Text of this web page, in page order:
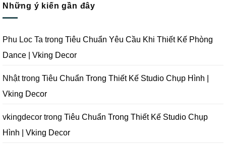
Tại
Đà
Decor
Trọn
Gói
Đà
Nẵng
Vking
Studio
Quay
Nẵng
|
Decor
luận
ở
Tránh
Khi
Kế
Chụp
Ảnh
Đà
Vking
Decor
Những ý kiến gần đây
Phu Loc Ta trong Tiêu Chuẩn Yêu Cầu Khi Thiết Kế Phòng
Dance | Vking Decor
Nhậttrong Tiêu Chuẩn Trong Thiết Kế Studio Chụp Hình |
Vking Decor
vkingdecor trong Tiêu Chuẩn Trong Thiết Kế Studio Chụp
Hình | Vking Decor